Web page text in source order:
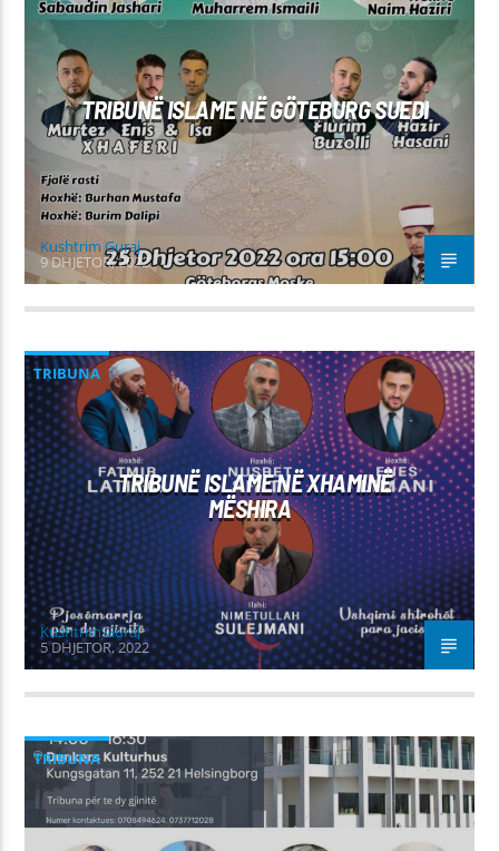
TRIBUNË ISLAME NË GÖTEBURG SUEDI
Kushtrim Guraj
9 DHJETOR, 2022
TRIBUNA
TRIBUNË ISLAME NË XHAMINË
MËSHIRA
Kushtrim Guraj
5 DHJETOR, 2022
TRIBUNA